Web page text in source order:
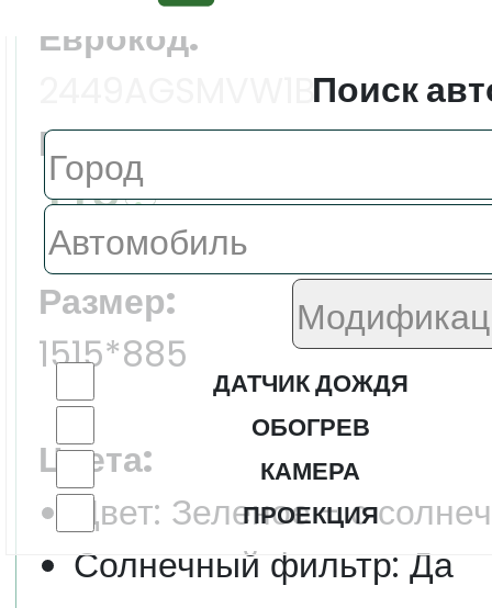
Поиск
ДАТЧИК ДОЖДЯ
ОБОГРЕВ
КАМЕРА
ПРОЕКЦИЯ
Еврокод:
2449AGSMVW1B
Производитель:
FYG
Размер:
1515*885
Цвета:
Цвет: Зеленое - с
Солнечный фильтр: Да